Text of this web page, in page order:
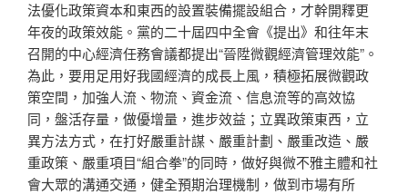
法優化政策資本和東西的設置裝備擺設組合，才幹開釋更
年夜的政策效能。黨的二十屆四中全會《提出》和往年末
召開的中心經濟任務會議都提出“晉陞微觀經濟管理效能”。
為此，要用足用好我國經濟的成長上風，積極拓展微觀政
策空間，加強人流、物流、資金流、信息流等的高效協
同，盤活存量，做優增量，進步效益；立異政策東西，立
異方法方式，在打好嚴重計謀、嚴重計劃、嚴重改造、嚴
重政策、嚴重項目“組合拳”的同時，做好與微不雅主體和社
會大眾的溝通交通，健全預期治理機制，做到市場有所